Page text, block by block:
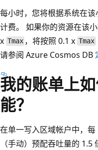
每小时，您将根据系统在
计费。 如果你的资源在该
x Tmax ，将按照 0.1 xTmax
请参阅 Azure Cosmos DB
我的账单上
能？
在单一写入区域帐户中，
（手动）预配吞吐量的